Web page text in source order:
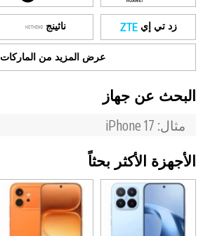
زد تي إي ناثينج
عرض المزيد من الماركات
البحث عن جهاز
الأجهزة الأكثر بحثاً